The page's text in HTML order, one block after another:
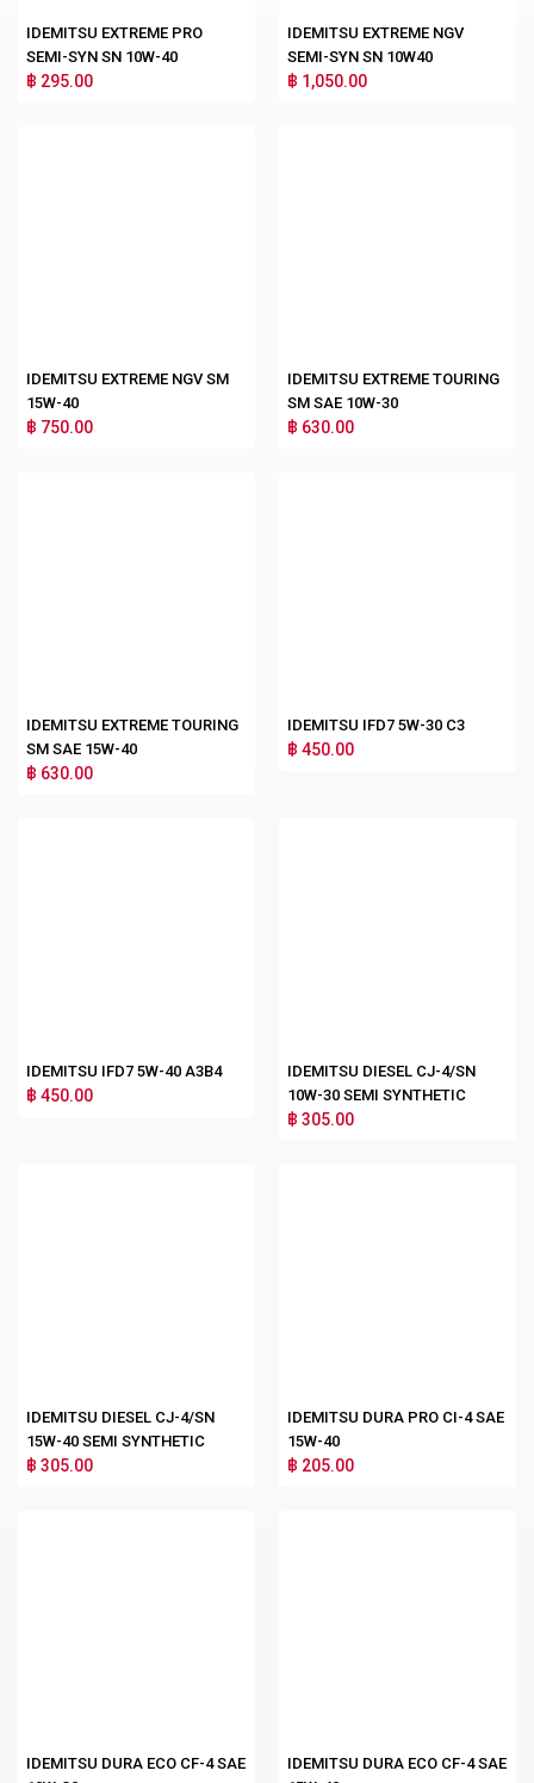
IDEMITSU EXTREME PRO
SEMI-SYN SN 10W-40
฿ 295.00
IDEMITSU EXTREME NGV
SEMI-SYN SN 10W40
฿ 1,050.00
IDEMITSU EXTREME NGV SM
15W-40
฿ 750.00
IDEMITSU EXTREME TOURING
SM SAE 10W-30
฿ 630.00
IDEMITSU EXTREME TOURING
SM SAE 15W-40
฿ 630.00
IDEMITSU IFD7 5W-30 C3
฿ 450.00
IDEMITSU IFD7 5W-40 A3B4
฿ 450.00
IDEMITSU DIESEL CJ-4/SN
10W-30 SEMI SYNTHETIC
฿ 305.00
IDEMITSU DIESEL CJ-4/SN
15W-40 SEMI SYNTHETIC
฿ 305.00
IDEMITSU DURA PRO CI-4 SAE
15W-40
฿ 205.00
IDEMITSU DURA ECO CF-4 SAE
IDEMITSU DURA ECO CF-4 SAE